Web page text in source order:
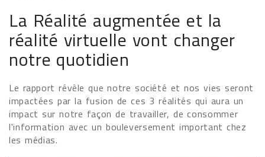
La Réalité augmentée et la
réalité virtuelle vont changer
notre quotidien
Le rapport révèle que notre société et nos vies seront
impactées par la fusion de ces 3 réalités qui aura un
impact sur notre façon de travailler, de consommer
l'information avec un bouleversement important chez
les médias.